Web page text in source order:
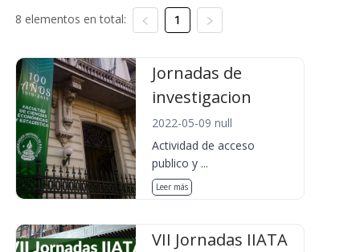
8 elementos en total: 1
Jornadas de
investigacion
2022-05-09 null
Actividad de acceso
publico y ...
Leer más
VII Jornadas IIATA